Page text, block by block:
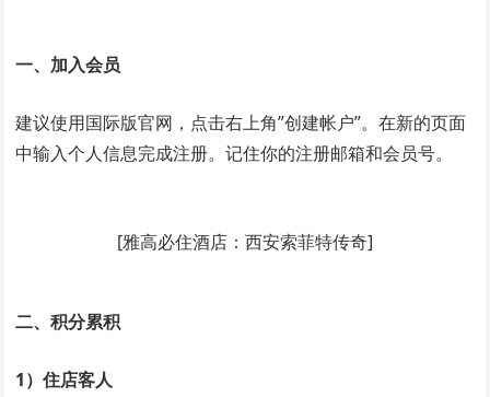
一、加入会员
建议使用国际版官网，点击右上角”创建帐户”。在新的页面
中输入个人信息完成注册。记住你的注册邮箱和会员号。
[雅高必住酒店：西安索菲特传奇]
二、积分累积
1）住店客人